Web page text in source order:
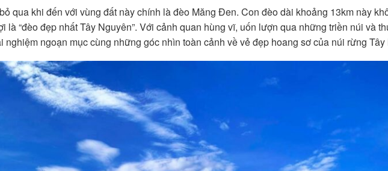
qua khi đến với vùng đất này chính là đèo Măng Đen. Con đèo dài khoảng 13km này
là “đèo đẹp nhất Tây Nguyên”. Với cảnh quan hùng vĩ, uốn lượn qua những triền núi và
ngoạn mục cùng những góc nhìn toàn cảnh về vẻ đẹp hoang sơ của núi rừng Tây